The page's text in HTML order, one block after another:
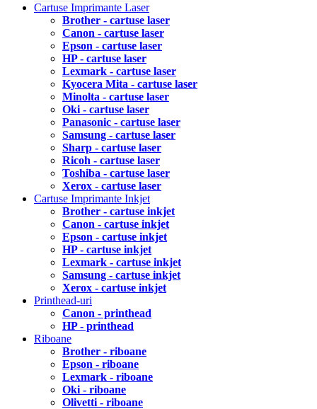
Cartuse Imprimante Laser
Brother - cartuse laser
Canon - cartuse laser
Epson - cartuse laser
HP - cartuse laser
Lexmark - cartuse laser
Kyocera Mita - cartuse laser
Minolta - cartuse laser
Oki - cartuse laser
Panasonic - cartuse laser
Samsung - cartuse laser
Sharp - cartuse laser
Ricoh - cartuse laser
Toshiba - cartuse laser
Xerox - cartuse laser
Cartuse Imprimante Inkjet
Brother - cartuse inkjet
Canon - cartuse inkjet
Epson - cartuse inkjet
HP - cartuse inkjet
Lexmark - cartuse inkjet
Samsung - cartuse inkjet
Xerox - cartuse inkjet
Printhead-uri
Canon - printhead
HP - printhead
Riboane
Brother - riboane
Epson - riboane
Lexmark - riboane
Oki - riboane
Olivetti - riboane